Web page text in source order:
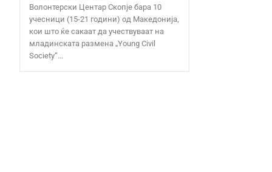
Волонтерски Центар Скопје бара 10
учесници (15-21 години) од Македонија,
кои што ќе сакаат да учествуваат на
младинската размена „Young Civil
Society“...